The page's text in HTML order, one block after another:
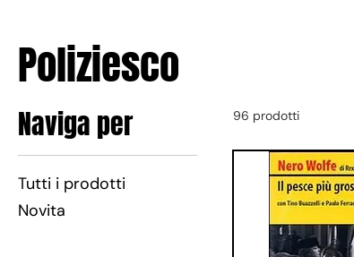
Poliziesco
Naviga per
Tutti i prodotti
Novita
96 prodotti